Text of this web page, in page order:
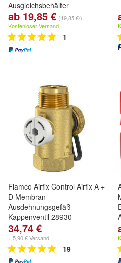
Ausgleichsbehälter
ab 19,85 € (19,85 €/)
Kostenloser Versand
1
Flamco Airfix Control Airfix A +
D Membran
Ausdehnungsgefäß
Kappenventil 28930
34,74 €
+ 5,90 € Versand
19